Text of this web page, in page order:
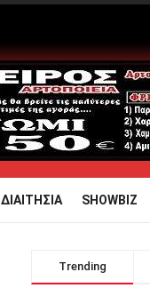
ΔΙΑΙΤΗΣΙΑ SHOWBIZ
Trending